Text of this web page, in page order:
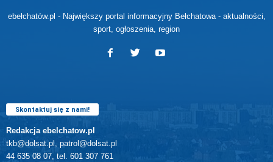
ebełchatów.pl - Największy portal informacyjny Bełchatowa - aktualności,
sport, ogłoszenia, region
Skontaktuj się z nami!
Redakcja ebelchatow.pl
tkb@dolsat.pl, patrol@dolsat.pl
44 635 08 07, tel. 601 307 761